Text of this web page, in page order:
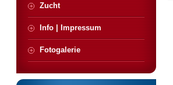
Zucht
Info | Impressum
Fotogalerie